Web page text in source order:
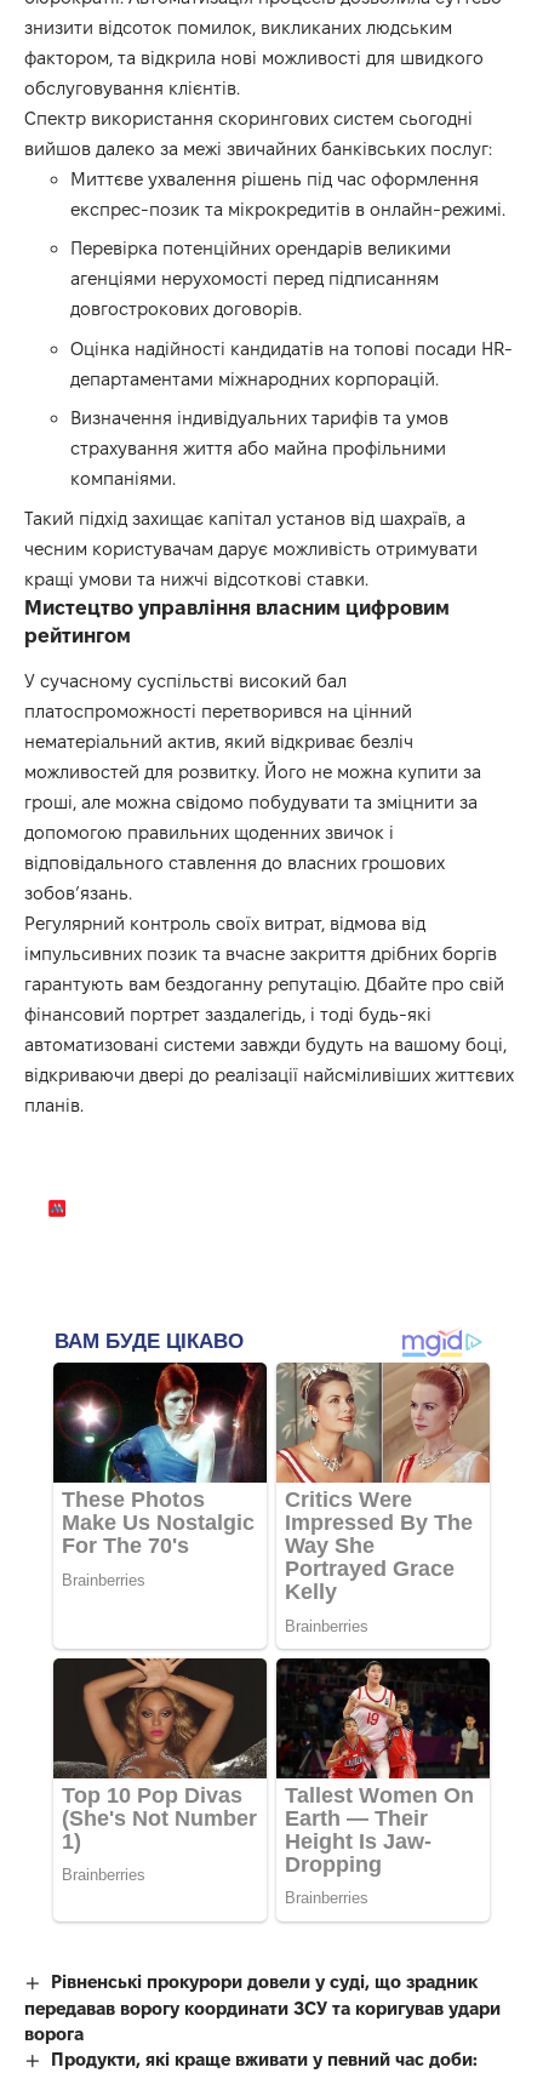
знизити відсоток помилок, викликаних людським
фактором, та відкрила нові можливості для швидкого
обслуговування клієнтів.
Спектр використання скорингових систем сьогодні
вийшов далеко за межі звичайних банківських послуг:
Миттєве ухвалення рішень під час оформлення
експрес-позик та мікрокредитів в онлайн-режимі.
Перевірка потенційних орендарів великими
агенціями нерухомості перед підписанням
довгострокових договорів.
Оцінка надійності кандидатів на топові посади HR-
департаментами міжнародних корпорацій.
Визначення індивідуальних тарифів та умов
страхування життя або майна профільними
компаніями.
Такий підхід захищає капітал установ від шахраїв, а
чесним користувачам дарує можливість отримувати
кращі умови та нижчі відсоткові ставки.
Мистецтво управління власним цифровим
рейтингом
У сучасному суспільстві високий бал
платоспроможності перетворився на цінний
нематеріальний актив, який відкриває безліч
можливостей для розвитку. Його не можна купити за
гроші, але можна свідомо побудувати та зміцнити за
допомогою правильних щоденних звичок і
відповідального ставлення до власних грошових
зобов’язань.
Регулярний контроль своїх витрат, відмова від
імпульсивних позик та вчасне закриття дрібних боргів
гарантують вам бездоганну репутацію. Дбайте про свій
фінансовий портрет заздалегідь, і тоді будь-які
автоматизовані системи завжди будуть на вашому боці,
відкриваючи двері до реалізації найсміливіших життєвих
планів.
Рівненські прокурори довели у суді, що зрадник
передавав ворогу координати ЗСУ та коригував удари
ворога
Продукти, які краще вживати у певний час доби: